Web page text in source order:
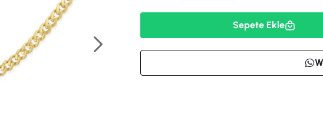
Sepete Ekle